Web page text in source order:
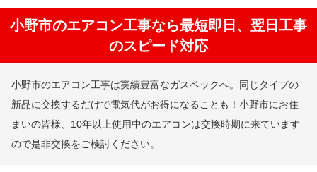
小野市のエアコン工事なら最短即日、翌日工事
のスピード対応
小野市のエアコン工事は実績豊富なガスペックへ。同じタイプの
新品に交換するだけで電気代がお得になることも！小野市にお住
まいの皆様、10年以上使用中のエアコンは交換時期に来ています
ので是非交換をご検討ください。